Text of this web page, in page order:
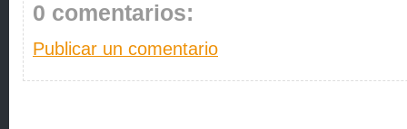
0 comentarios:
Publicar un comentario